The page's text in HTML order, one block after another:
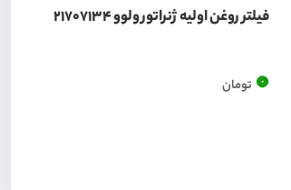
فیلتر روغن اولیه ژنراتور ولوو 21707134
0 تومان